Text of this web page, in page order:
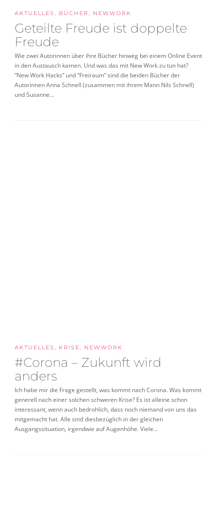
AKTUELLES, BÜCHER, NEWWORK
Geteilte Freude ist doppelte
Freude
Wie zwei Autorinnen über ihre Bücher hinweg bei einem Online Event
in den Austausch kamen. Und was das mit New Work zu tun hat?
“New Work Hacks” und “Freiraum” sind die beiden Bücher der
Autorinnen Anna Schnell (zusammen mit ihrem Mann Nils Schnell)
und Susanne...
AKTUELLES, KRISE, NEWWORK
#Corona – Zukunft wird
anders
Ich habe mir die Frage gestellt, was kommt nach Corona. Was kommt
generell nach einer solchen schweren Krise? Es ist alleine schon
interessant, wenn auch bedrohlich, dass noch niemand von uns das
mitgemacht hat. Alle sind diesbezüglich in der gleichen
Ausgangssituation, irgendwie auf Augenhöhe. Viele...